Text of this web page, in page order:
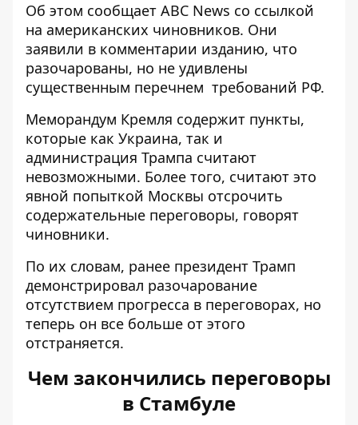
Об этом сообщает ABC News со ссылкой
на американских чиновников. Они
заявили в комментарии изданию, что
разочарованы, но не удивлены
существенным перечнем требований РФ.
Меморандум Кремля содержит пункты,
которые как Украина, так и
администрация Трампа считают
невозможными. Более того, считают это
явной попыткой Москвы отсрочить
содержательные переговоры, говорят
чиновники.
По их словам, ранее президент Трамп
демонстрировал разочарование
отсутствием прогресса в переговорах, но
теперь он все больше от этого
отстраняется.
Чем закончились переговоры
в Стамбуле